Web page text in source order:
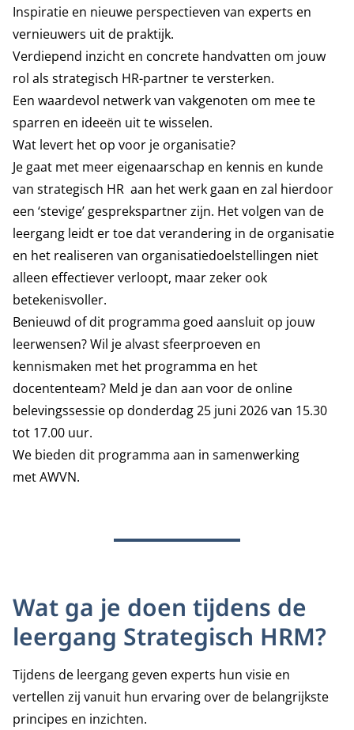
Inspiratie en nieuwe perspectieven van experts en
vernieuwers uit de praktijk.
Verdiepend inzicht en concrete handvatten om jouw
rol als strategisch HR-partner te versterken.
Een waardevol netwerk van vakgenoten om mee te
sparren en ideeën uit te wisselen.
Wat levert het op voor je organisatie?
Je gaat met meer eigenaarschap en kennis en kunde
van strategisch HR aan het werk gaan en zal hierdoor
een ‘stevige’ gesprekspartner zijn. Het volgen van de
leergang leidt er toe dat verandering in de organisatie
en het realiseren van organisatiedoelstellingen niet
alleen effectiever verloopt, maar zeker ook
betekenisvoller.
Benieuwd of dit programma goed aansluit op jouw
leerwensen? Wil je alvast sfeerproeven en
kennismaken met het programma en het
docententeam? Meld je dan aan voor de online
belevingssessie op donderdag 25 juni 2026van 15.30
tot 17.00 uur.
We bieden dit programma aan in samenwerking
metAWVN.
Wat ga je doen tijdens de
leergang Strategisch HRM?
Tijdens de leergang geven experts hun visie en
vertellen zij vanuit hun ervaring over de belangrijkste
principes en inzichten.